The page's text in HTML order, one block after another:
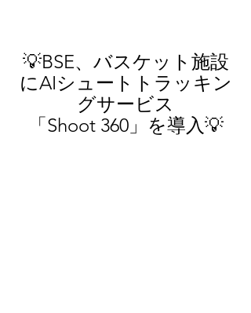
💡BSE、バスケット施設
にAIシュートトラッキン
グサービス
「Shoot 360」を導入💡